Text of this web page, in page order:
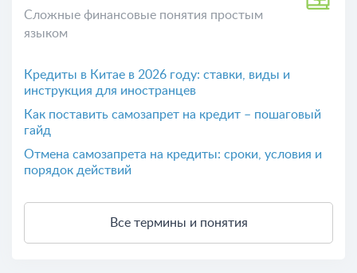
Сложные финансовые понятия простым
языком
Кредиты в Китае в 2026 году: ставки, виды и
инструкция для иностранцев
Как поставить самозапрет на кредит – пошаговый
гайд
Отмена самозапрета на кредиты: сроки, условия и
порядок действий
Все термины и понятия